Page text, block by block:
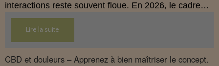
interactions reste souvent floue. En 2026, le cadre
légal français impose des règles strictes : seuls les
usages externes du CBD sont autorisés. Cet article
propose une mise au point claire et accessible pour
comprendre comment le CBD s’inscrit dans une
Lire la suite
CBD et douleurs – Apprenez à bien maîtriser le concept.